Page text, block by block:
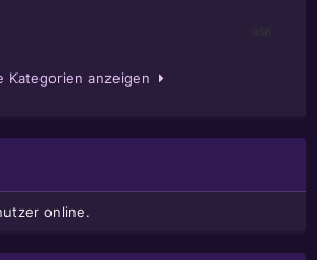
Kategorien anzeigen
online.